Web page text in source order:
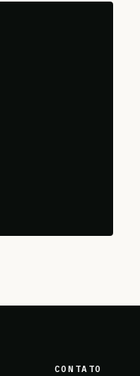
CONTATO